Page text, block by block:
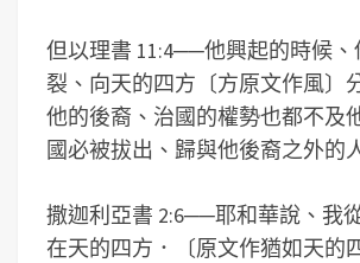
但以理書 11:4──他興起的時候
裂、向天的四方〔方原文作風〕
他的後裔、治國的權勢也都不及
國必被拔出、歸與他後裔之外的
撒迦利亞書 2:6──耶和華說、我
在天的四方．〔原文作猶如天的